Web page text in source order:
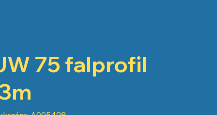
75 falprofil
Cikkszám: